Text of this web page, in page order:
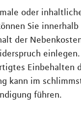
oder
Sie
der
einlegen.
Einbehalten
kann im
führen.